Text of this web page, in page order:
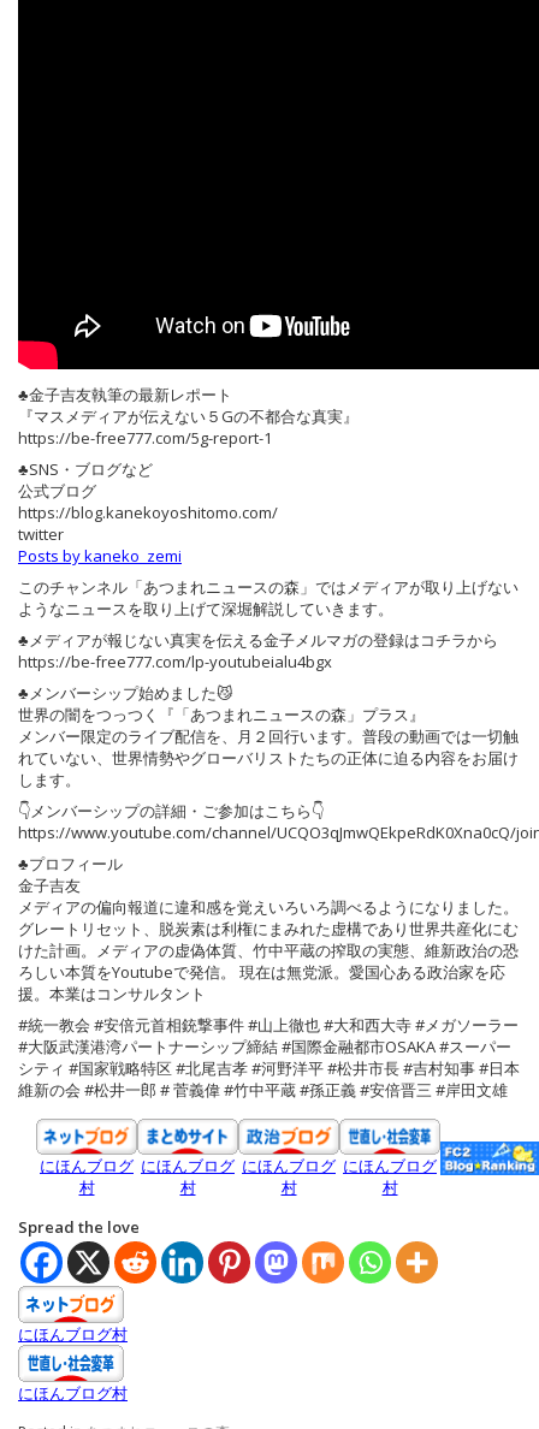
♣️金子吉友執筆の最新レポート
『マスメディアが伝えない５Gの不都合な真実』
https://be-free777.com/5g-report-1
♣️SNS・ブログなど
公式ブログ
https://blog.kanekoyoshitomo.com/
twitter
Posts by kaneko_zemi
このチャンネル「あつまれニュースの森」ではメディアが取り上げない
ようなニュースを取り上げて深堀解説していきます。
♣️メディアが報じない真実を伝える金子メルマガの登録はコチラから
https://be-free777.com/lp-youtubeialu4bgx
♣️メンバーシップ始めました😼
世界の闇をつっつく『「あつまれニュースの森」プラス』
メンバー限定のライブ配信を、月２回行います。普段の動画では一切触
れていない、世界情勢やグローバリストたちの正体に迫る内容をお届け
します。
👇メンバーシップの詳細・ご参加はこちら👇
https://www.youtube.com/channel/UCQO3qJmwQEkpeRdK0Xna0cQ/
♣️プロフィール
金子吉友
メディアの偏向報道に違和感を覚えいろいろ調べるようになりました。
グレートリセット、脱炭素は利権にまみれた虚構であり世界共産化にむ
けた計画。メディアの虚偽体質、竹中平蔵の搾取の実態、維新政治の恐
ろしい本質をYoutubeで発信。 現在は無党派。愛国心ある政治家を応
援。本業はコンサルタント
#統一教会 #安倍元首相銃撃事件 #山上徹也 #大和西大寺 #メガソーラー
#大阪武漢港湾パートナーシップ締結 #国際金融都市OSAKA #スーパー
シティ #国家戦略特区 #北尾吉孝 #河野洋平 #松井市長 #吉村知事 #日本
維新の会 #松井一郎 # 菅義偉 #竹中平蔵 #孫正義 #安倍晋三 #岸田文雄
にほんブログ
村
にほんブログ
村
にほんブログ
村
にほんブログ
村
Spread the love
にほんブログ村
にほんブログ村